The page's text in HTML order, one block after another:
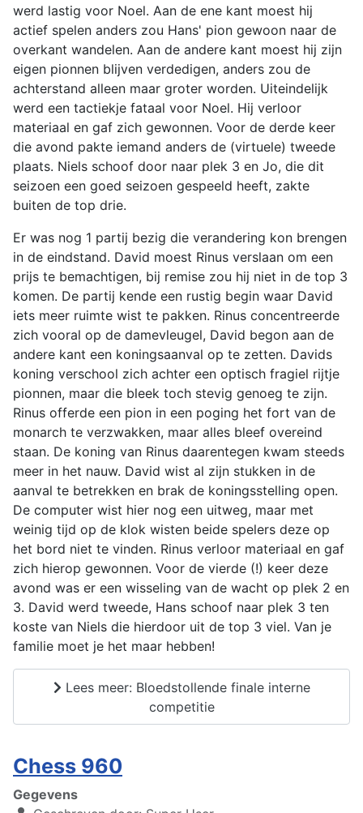
werd lastig voor Noel. Aan de ene kant moest hij
actief spelen anders zou Hans' pion gewoon naar de
overkant wandelen. Aan de andere kant moest hij zijn
eigen pionnen blijven verdedigen, anders zou de
achterstand alleen maar groter worden. Uiteindelijk
werd een tactiekje fataal voor Noel. Hij verloor
materiaal en gaf zich gewonnen. Voor de derde keer
die avond pakte iemand anders de (virtuele) tweede
plaats. Niels schoof door naar plek 3 en Jo, die dit
seizoen een goed seizoen gespeeld heeft, zakte
buiten de top drie.
Er was nog 1 partij bezig die verandering kon brengen
in de eindstand. David moest Rinus verslaan om een
prijs te bemachtigen, bij remise zou hij niet in de top 3
komen. De partij kende een rustig begin waar David
iets meer ruimte wist te pakken. Rinus concentreerde
zich vooral op de damevleugel, David begon aan de
andere kant een koningsaanval op te zetten. Davids
koning verschool zich achter een optisch fragiel rijtje
pionnen, maar die bleek toch stevig genoeg te zijn.
Rinus offerde een pion in een poging het fort van de
monarch te verzwakken, maar alles bleef overeind
staan. De koning van Rinus daarentegen kwam steeds
meer in het nauw. David wist al zijn stukken in de
aanval te betrekken en brak de koningsstelling open.
De computer wist hier nog een uitweg, maar met
weinig tijd op de klok wisten beide spelers deze op
het bord niet te vinden. Rinus verloor materiaal en gaf
zich hierop gewonnen. Voor de vierde (!) keer deze
avond was er een wisseling van de wacht op plek 2 en
3. David werd tweede, Hans schoof naar plek 3 ten
koste van Niels die hierdoor uit de top 3 viel. Van je
familie moet je het maar hebben!
Lees meer: Bloedstollende finale interne
competitie
Chess 960
Gegevens